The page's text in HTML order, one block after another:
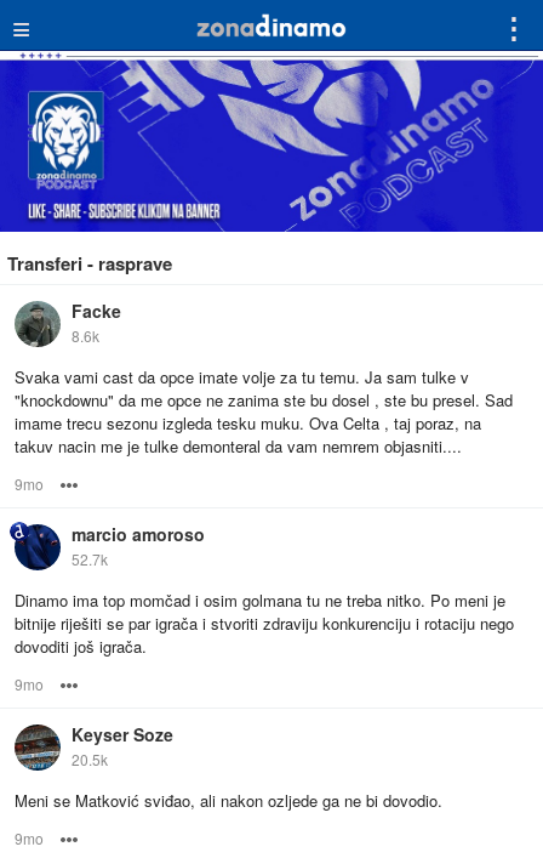
≡ ⋮
Transferi - rasprave
Facke
8.6k
Svaka vami cast da opce imate volje za tu temu. Ja sam tulke v
"knockdownu" da me opce ne zanima ste bu dosel , ste bu presel. Sad
imame trecu sezonu izgleda tesku muku. Ova Celta , taj poraz, na
takuv nacin me je tulke demonteral da vam nemrem objasniti....
9mo
marcio amoroso
52.7k
Dinamo ima top momčad i osim golmana tu ne treba nitko. Po meni je
bitnije riješiti se par igrača i stvoriti zdraviju konkurenciju i rotaciju nego
dovoditi još igrača.
9mo
Keyser Soze
20.5k
Meni se Matković sviđao, ali nakon ozljede ga ne bi dovodio.
9mo